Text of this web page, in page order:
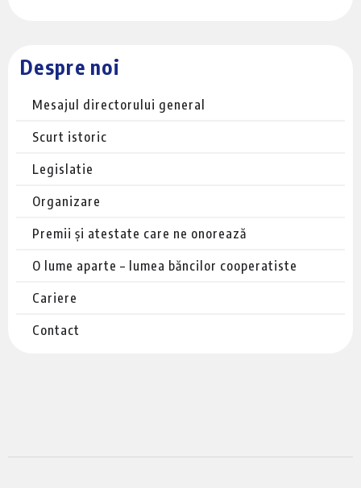
Despre noi
Mesajul directorului general
Scurt istoric
Legislatie
Organizare
Premii și atestate care ne onorează
O lume aparte – lumea băncilor cooperatiste
Cariere
Contact